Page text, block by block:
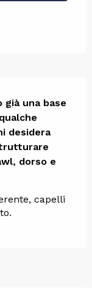
già una base
desidera
dorso e
capelli